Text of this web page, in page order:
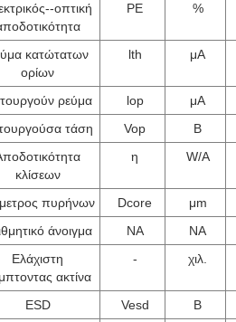
οπτική
PE %
κατώτατων
ορίων
lth μΑ
ρεύμα lop μΑ
τάση
Vop Β
κλίσεων
η W/A
πυρήνων Dcore μm
άνοιγμα
NA NA
Ελάχιστη
ακτίνα
- χιλ.
ESD Vesd Β